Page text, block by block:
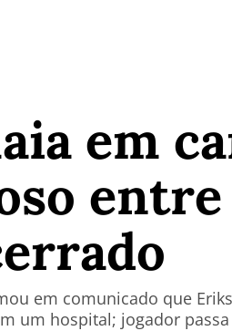
em
em comunicado que
um hospital; jogador